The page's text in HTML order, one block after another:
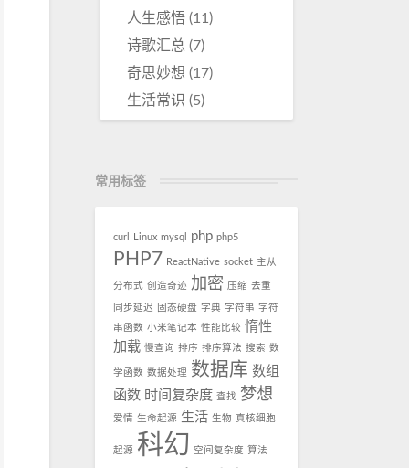
人生感悟(11)
诗歌汇总 (7)
奇思妙想 (17)
生活常识 (5)
常用标签
curl Linux mysql php php5
PHP7 ReactNative socket 主从
分布式 创造奇迹 加密 压缩 去重
同步延迟 固态硬盘 字典 字符串 字符
串函数 小米笔记本 性能比较 惰性
加载 慢查询 排序 排序算法 搜索 数
学函数 数据处理 数据库 数组
函数 时间复杂度 查找 梦想
爱情 生命起源 生活 生物 真核细胞
起源 科幻 空间复杂度 算法